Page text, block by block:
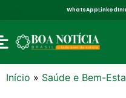
WhatsAppLinkedIn
Início » Saúde e Bem-